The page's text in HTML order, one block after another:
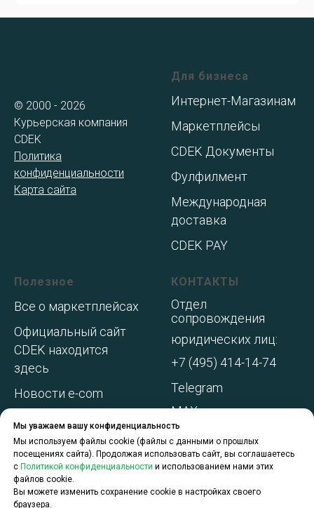
Мы уважаем вашу конфиденциальность
Мы используем файлы cookie (файлы с данными о прошлых
посещениях сайта). Продолжая использовать сайт, вы соглашаетесь
с Политикой конфиденциальности и использованием нами этих
файлов cookie.
Вы можете изменить сохранение cookie в настройках своего
браузера.
© 2000 - 2026
Курьерская компания
CDEK
Политика
конфиденциальности
Карта сайта
Для бизнеса
Интернет-Магазинам
Маркетплейсы
CDEK Документы
Фулфилмент
Международная
доставка
CDEK PAY
Полезное
Все о маркетплейсах
Официальный сайт
CDEK находится
здесь
Новости e-com
Акции и
спецпредложения
О компании
КОНТАКТЫ
Отдел
сопровождения
юридических лиц:
+7 (495) 414-14-74
Telegram
MAX